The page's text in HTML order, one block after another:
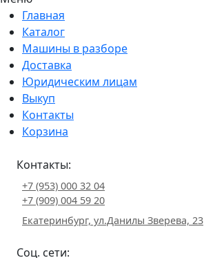
Главная
Каталог
Машины в разборе
Доставка
Юридическим лицам
Выкуп
Контакты
Корзина
Контакты:
+7 (953) 000 32 04
+7 (909) 004 59 20
Екатеринбург, ул.Данилы Зверева, 23
Соц. сети: